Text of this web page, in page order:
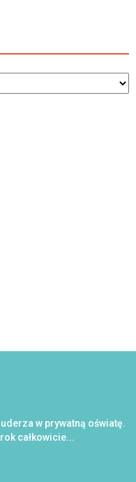
w prywatną oświatę.
całkowicie...